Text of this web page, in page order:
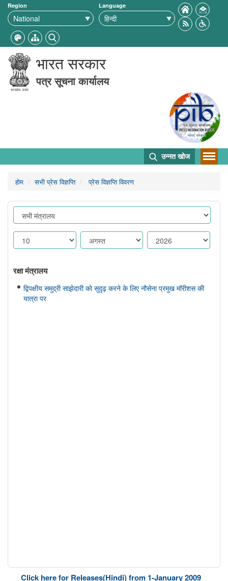
Region Language
भारत सरकार
पत्र सूचना कार्यालय
उन्नत खोज
होम सभी प्रेस विज्ञप्ति प्रेस विज्ञप्ति विवरण
रक्षा मंत्रालय
द्विपक्षीय समुद्री साझेदारी को सुदृढ़ करने के लिए नौसेना प्रमुख मॉरीशस की
यात्रा पर
Click here for Releases(Hindi) from 1-January 2009